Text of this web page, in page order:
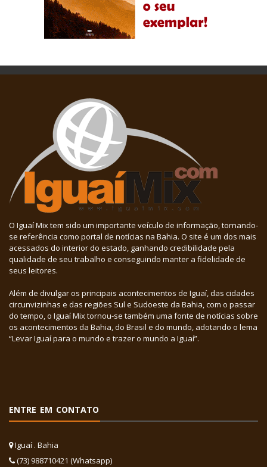
O Iguaí Mix tem sido um importante veículo de informação, tornando-
se referência como portal de notícias na Bahia. O site é um dos mais
acessados do interior do estado, ganhando credibilidade pela
qualidade de seu trabalho e conseguindo manter a fidelidade de
seus leitores.
Além de divulgar os principais acontecimentos de Iguaí, das cidades
circunvizinhas e das regiões Sul e Sudoeste da Bahia, com o passar
do tempo, o Iguaí Mix tornou-se também uma fonte de notícias sobre
os acontecimentos da Bahia, do Brasil e do mundo, adotando o lema
“Levar Iguaí para o mundo e trazer o mundo a Iguaí”.
ENTRE EM CONTATO
Iguaí . Bahia
(73) 988710421 (Whatsapp)